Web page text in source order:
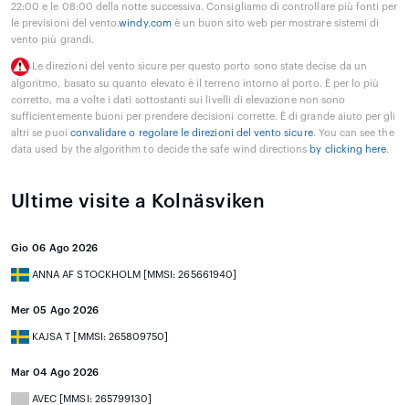
22:00 e le 08:00 della notte successiva. Consigliamo di controllare più fonti per
le previsioni del vento.windy.comè un buon sito web per mostrare sistemi di
vento più grandi.
Le direzioni del vento sicure per questo porto sono state decise da un
algoritmo, basato su quanto elevato è il terreno intorno al porto. È per lo più
corretto, ma a volte i dati sottostanti sui livelli di elevazione non sono
sufficientemente buoni per prendere decisioni corrette. È di grande aiuto per gli
altri se puoi convalidare o regolare le direzioni del vento sicure. You can see the
data used by the algorithm to decide the safe wind directions by clicking here.
Ultime visite a Kolnäsviken
Gio 06 Ago 2026
ANNA AF STOCKHOLM [MMSI: 265661940]
Mer 05 Ago 2026
KAJSA T [MMSI: 265809750]
Mar 04 Ago 2026
AVEC [MMSI: 265799130]